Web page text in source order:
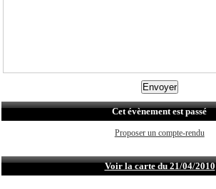
Cet évènement est passé
Proposer un compte-rendu
Voir la carte du 21/04/2010